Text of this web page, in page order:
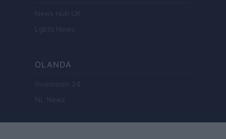
News Hub UK
Lgbtq News
OLANDA
Investeren 24
NL Newz